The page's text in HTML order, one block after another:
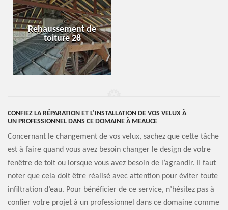
Rehaussement de
toiture 28
CONFIEZ LA RÉPARATION ET L’INSTALLATION DE VOS VELUX À
UN PROFESSIONNEL DANS CE DOMAINE À MEAUCE
Concernant le changement de vos velux, sachez que cette tâche
est à faire quand vous avez besoin changer le design de votre
fenêtre de toit ou lorsque vous avez besoin de l’agrandir. Il faut
noter que cela doit être réalisé avec attention pour éviter toute
infiltration d’eau. Pour bénéficier de ce service, n’hésitez pas à
confier votre projet à un professionnel dans ce domaine comme